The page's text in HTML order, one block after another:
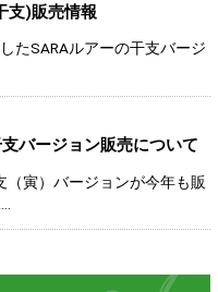
支)販売情報
たSARAルアーの干支バージ
バージョン販売について
（寅）バージョンが今年も販